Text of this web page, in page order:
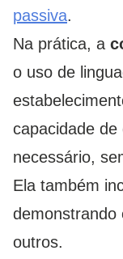
passiva.
Na prática, a
o uso de
capacidade de
necessário,
Ela também
demonstrando
outros.